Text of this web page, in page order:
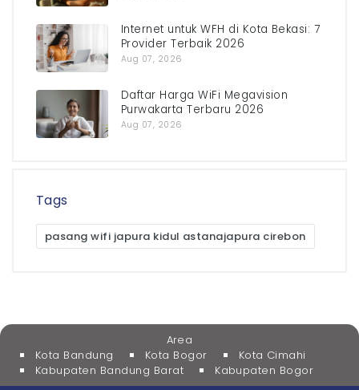
Internet untuk WFH di Kota Bekasi: 7
Provider Terbaik 2026
Aug 07, 2026
Daftar Harga WiFi Megavision
Purwakarta Terbaru 2026
Aug 07, 2026
Tags
pasang wifi japura kidul astanajapura cirebon
Area
Kota Bandung
Kota Bogor
Kota Cimahi
Kabupaten Bandung Barat
Kabupaten Bogor